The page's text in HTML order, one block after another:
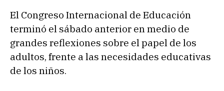
El Congreso Internacional de Educación
terminó el sábado anterior en medio de
grandes reflexiones sobre el papel de los
adultos, frente a las necesidades educativas
de los niños.